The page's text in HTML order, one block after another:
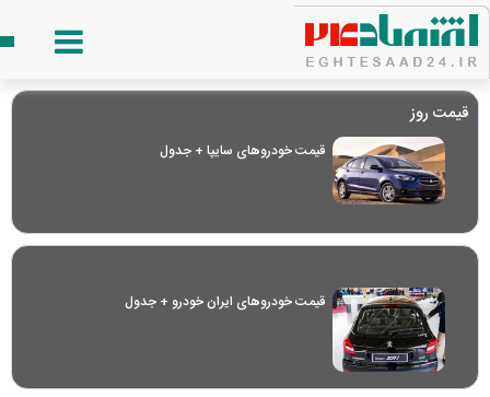
قیمت روز
قیمت خودرو‌های سایپا + جدول
قیمت خودرو‌های ایران خودرو + جدول